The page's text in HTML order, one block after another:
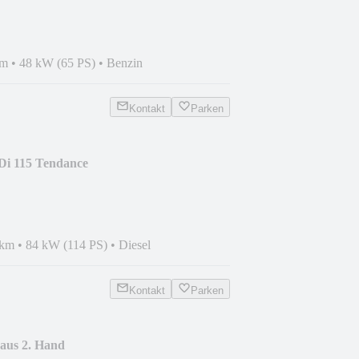
• 48 kW (65 PS) • Benzin
Kontakt Parken
115 Tendance
• 84 kW (114 PS) • Diesel
Kontakt Parken
2. Hand